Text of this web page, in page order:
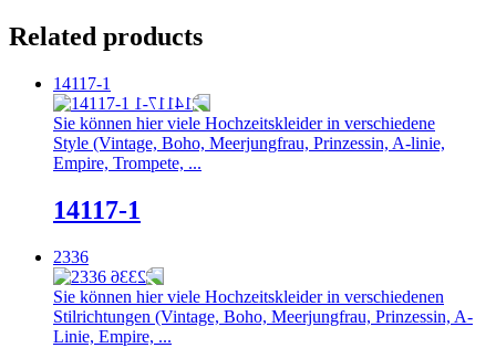
Related products
14117-1
Sie können hier viele Hochzeitskleider in verschiedene
Style (Vintage, Boho, Meerjungfrau, Prinzessin, A-linie,
Empire, Trompete, ...
14117-1
2336
Sie können hier viele Hochzeitskleider in verschiedenen
Stilrichtungen (Vintage, Boho, Meerjungfrau, Prinzessin, A-
Linie, Empire, ...